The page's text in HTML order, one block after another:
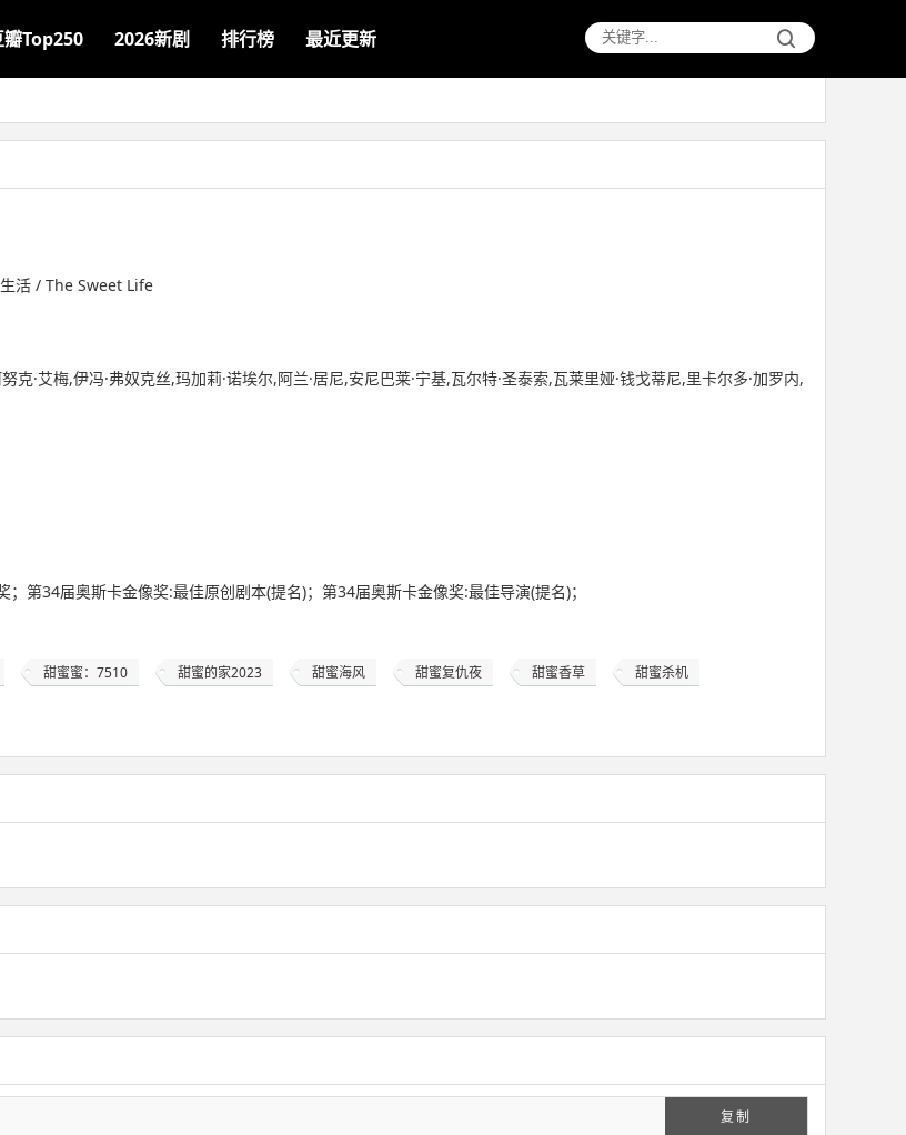
瓣Top250 2026新剧 排行榜 最近更新
活 / The Sweet Life
克·艾梅,伊冯·弗奴克丝,玛加莉·诺埃尔,阿兰·居尼,安尼巴莱·宁基,瓦尔特·圣泰索,瓦莱里娅·钱戈蒂尼,里卡尔多·加罗内,
第34届奥斯卡金像奖:最佳原创剧本(提名)；第34届奥斯卡金像奖:最佳导演(提名)；
甜蜜蜜：7510 甜蜜的家2023 甜蜜海风 甜蜜复仇夜 甜蜜香草 甜蜜杀机
复制